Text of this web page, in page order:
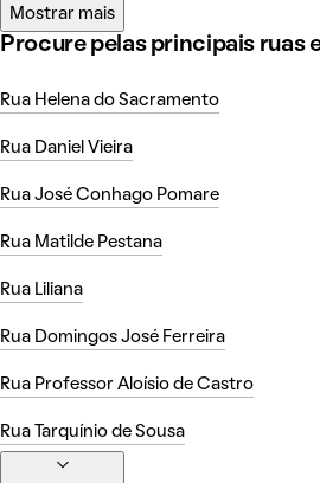
Mostrar mais
Procure pelas principais ruas
Rua Helena do Sacramento
Rua Daniel Vieira
Rua José Conhago Pomare
Rua Matilde Pestana
Rua Liliana
Rua Domingos José Ferreira
Rua Professor Aloísio de Castro
Rua Tarquínio de Sousa